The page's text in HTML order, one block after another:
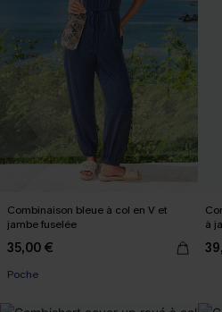
Combinaison bleue à col en V et
jambe fuselée
35,00 €
Poche
à